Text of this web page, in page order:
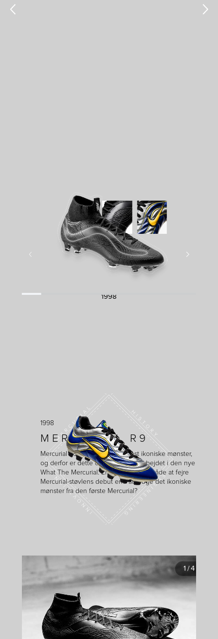
1998
1998
MERCURIAL R9
Mercurial R9-støvlen har det mest ikoniske mønster,
og derfor er dette også blevet indarbejdet i den nye
What The Mercurial. Er der en bedre måde at fejre
Mercurial-støvlens debut end at bruge det ikoniske
mønster fra den første Mercurial?
1/4